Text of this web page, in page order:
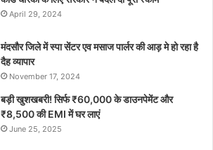
April 29, 2024
मंदसौर जिले में स्पा सेंटर एव मसाज पार्लर की आड़ मे हो रहा है
दैह व्यापार
November 17, 2024
बड़ी खुशखबरी! सिर्फ ₹60,000 के डाउनपेमेंट और
₹8,500 की EMI में घर लाएं
June 25, 2025